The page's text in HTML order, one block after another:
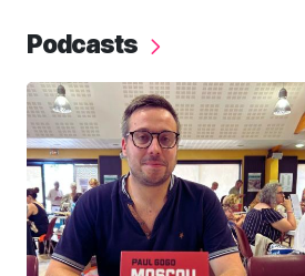
Podcasts